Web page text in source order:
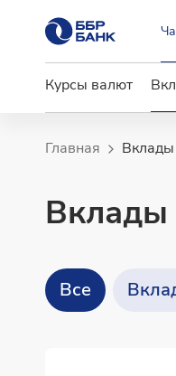
Курсы валют
Главная Вклады
Вклады
Все